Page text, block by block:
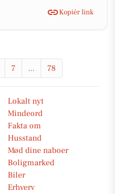
Kopiér link
7 ... 78
Lokalt nyt
Mindeord
Fakta om
Husstand
Mød dine naboer
Boligmarked
Biler
Erhverv